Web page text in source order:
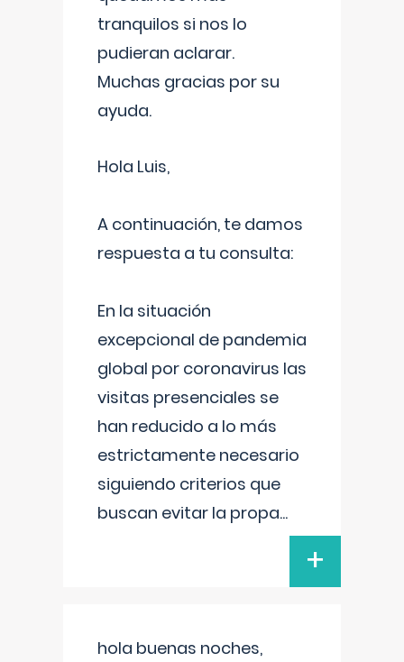
tranquilos si nos lo
pudieran aclarar.
Muchas gracias por su
ayuda.
Hola Luis,
A continuación, te damos
respuesta a tu consulta:
En la situación
excepcional de pandemia
global por coronavirus las
visitas presenciales se
han reducido a lo más
estrictamente necesario
siguiendo criterios que
buscan evitar la propa...
+
hola buenas noches,